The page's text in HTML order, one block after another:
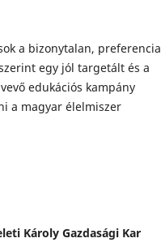
a bizonytalan, preferencia
egy jól targetált és a
edukációs kampány
a magyar élelmiszer
Károly Gazdasági Kar